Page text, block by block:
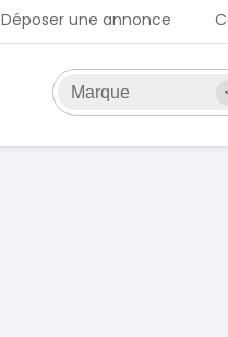
Déposer une annonce